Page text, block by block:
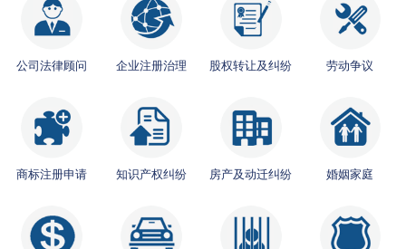
公司法律顾问 企业注册治理 股权转让及纠纷 劳动争议
商标注册申请 知识产权纠纷 房产及动迁纠纷 婚姻家庭